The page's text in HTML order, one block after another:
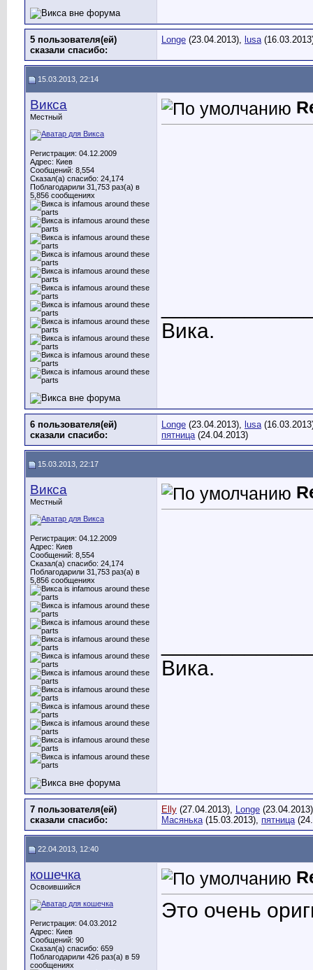
5 пользователя(ей)
сказали cпасибо:
Longe (23.04.2013), lusa
15.03.2013, 22:14
Викса
Местный
Регистрация: 04.12.2009
Адрес: Киев
Сообщений: 8,554
Сказал(а) спасибо: 24,174
Поблагодарили 31,753 раз(а) в
5,856 сообщениях
Вика.
6 пользователя(ей)
сказали cпасибо:
Longe (23.04.2013), lusa
пятница(24.04.2013)
15.03.2013, 22:17
Викса
Местный
Регистрация: 04.12.2009
Адрес: Киев
Сообщений: 8,554
Сказал(а) спасибо: 24,174
Поблагодарили 31,753 раз(а) в
5,856 сообщениях
Вика.
7 пользователя(ей)
сказали cпасибо:
Elly (27.04.2013), Longe
Масянька(15.03.2013), пятница
22.04.2013, 12:40
кошечка
Освоившийся
Регистрация: 04.03.2012
Адрес: Киев
Сообщений: 90
Сказал(а) спасибо: 659
Поблагодарили 426 раз(а) в 59
сообщениях
Это очень